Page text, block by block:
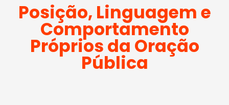
Posição, Linguagem e
Comportamento
Próprios da Oração
Pública